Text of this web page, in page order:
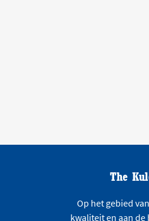
The
Op het gebied
kwaliteit en aan